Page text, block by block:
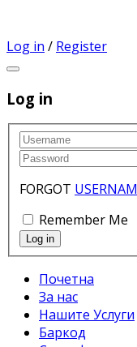
Log in / Register
Log in
FORGOT
Remember Me
Почетна
За нас
Нашите Услуги
Баркод